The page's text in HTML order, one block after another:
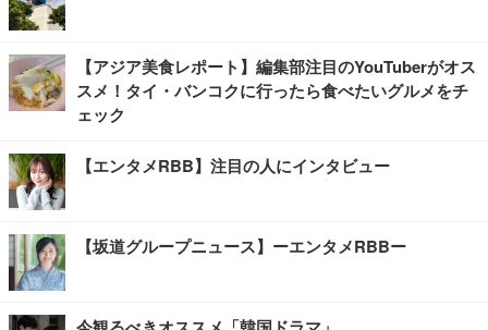
【アジア美食レポート】編集部注目のYouTuberがオス
スメ！タイ・バンコクに行ったら食べたいグルメをチ
ェック
【エンタメRBB】注目の人にインタビュー
【坂道グループニュース】ーエンタメRBBー